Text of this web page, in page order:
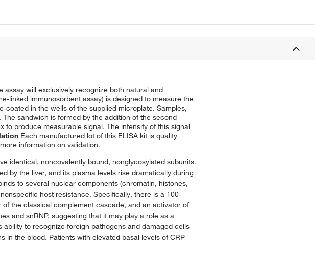
assay will exclusively recognize both natural and
linked immunosorbent assay) is designed to measure the
in the wells of the supplied microplate. Samples,
sandwich is formed by the addition of the second
produce measurable signal. The intensity of this signal
Each manufactured lot of this ELISA kit is quality
information on validation.
identical, noncovalently bound, nonglycosylated subunits.
by the liver, and its plasma levels rise dramatically during
to several nuclear components (chromatin, histones,
host resistance. Specifically, there is a 100-
the classical complement cascade, and an activator of
and snRNP, suggesting that it may play a role as a
to recognize foreign pathogens and damaged cells
in the blood. Patients with elevated basal levels of CRP